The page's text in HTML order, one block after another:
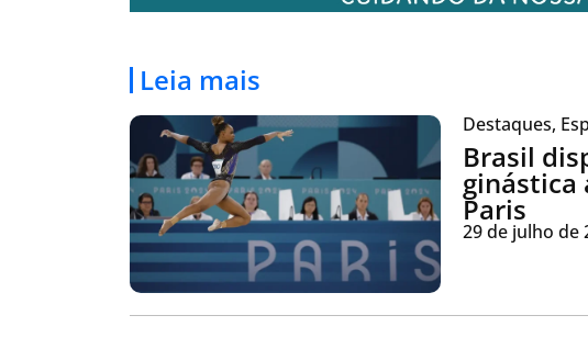
Leia mais
Destaques,
Brasil
Paris
29 de julho de